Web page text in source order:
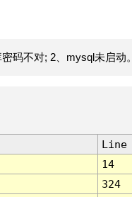
码不对; 2、mysql未启动。
Line
14
324